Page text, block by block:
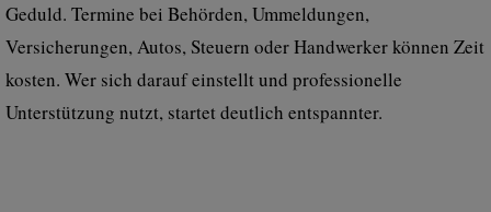
Geduld. Termine bei Behörden, Ummeldungen,
Versicherungen, Autos, Steuern oder Handwerker können Zeit
kosten. Wer sich darauf einstellt und professionelle
Unterstützung nutzt, startet deutlich entspannter.